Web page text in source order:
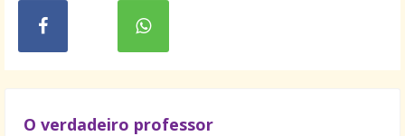
O verdadeiro professor